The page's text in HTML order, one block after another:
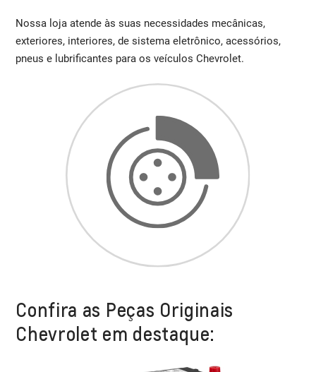
Nossa loja atende às suas necessidades mecânicas,
exteriores, interiores, de sistema eletrônico, acessórios,
pneus e lubrificantes para os veículos Chevrolet.
Confira as Peças Originais
Chevrolet em destaque: